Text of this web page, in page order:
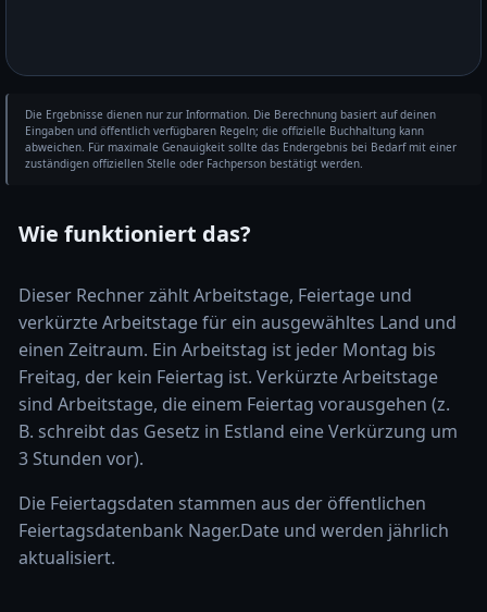
Die Ergebnisse dienen nur zur Information. Die Berechnung basiert auf deinen
Eingaben und öffentlich verfügbaren Regeln; die offizielle Buchhaltung kann
abweichen. Für maximale Genauigkeit sollte das Endergebnis bei Bedarf mit einer
zuständigen offiziellen Stelle oder Fachperson bestätigt werden.
Wie funktioniert das?
Dieser Rechner zählt Arbeitstage, Feiertage und
verkürzte Arbeitstage für ein ausgewähltes Land und
einen Zeitraum. Ein Arbeitstag ist jeder Montag bis
Freitag, der kein Feiertag ist. Verkürzte Arbeitstage
sind Arbeitstage, die einem Feiertag vorausgehen (z.
B. schreibt das Gesetz in Estland eine Verkürzung um
3 Stunden vor).
Die Feiertagsdaten stammen aus der öffentlichen
Feiertagsdatenbank Nager.Date und werden jährlich
aktualisiert.